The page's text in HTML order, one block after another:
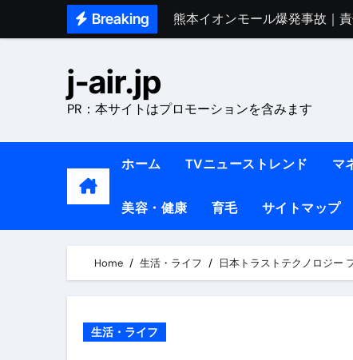
Breaking
熊本イオンモール爆発事故｜
【医者が教える】本当に痩せ
中町綾が2週間で3.5kg痩せた
【医者が解説】このふくらは
【1日ダイエットルーティン
j-air.jp
PR：本サイトはプロモーションを含みます
ホーム TVニューストレンド マ
美容・健康 育毛 サイトマップ
Home 生活・ライフ 日本トラストテクノロジー
生活・ライフ